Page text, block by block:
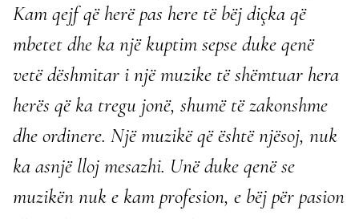
Kam qejf që herë pas here të bëj diçka që
mbetet dhe ka një kuptim sepse duke qenë
vetë dëshmitar i një muzike të shëmtuar hera
herës që ka tregu jonë, shumë të zakonshme
dhe ordinere. Një muzikë që është njësoj, nuk
ka asnjë lloj mesazhi. Unë duke qenë se
muzikën nuk e kam profesion, e bëj për pasion